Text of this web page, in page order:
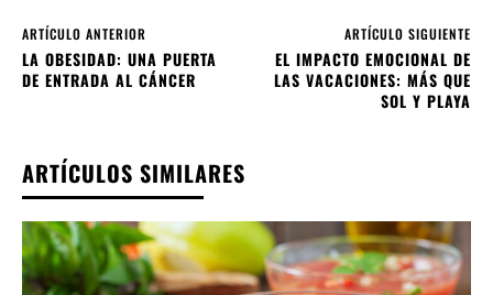
ARTÍCULO ANTERIOR
LA OBESIDAD: UNA PUERTA
DE ENTRADA AL CÁNCER
ARTÍCULO SIGUIENTE
EL IMPACTO EMOCIONAL DE
LAS VACACIONES: MÁS QUE
SOL Y PLAYA
ARTÍCULOS SIMILARES